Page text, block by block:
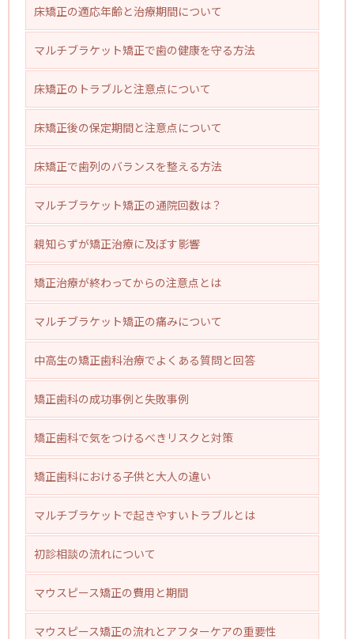
床矯正の適応年齢と治療期間について
マルチブラケット矯正で歯の健康を守る方法
床矯正のトラブルと注意点について
床矯正後の保定期間と注意点について
床矯正で歯列のバランスを整える方法
マルチブラケット矯正の通院回数は？
親知らずが矯正治療に及ぼす影響
矯正治療が終わってからの注意点とは
マルチブラケット矯正の痛みについて
中高生の矯正歯科治療でよくある質問と回答
矯正歯科の成功事例と失敗事例
矯正歯科で気をつけるべきリスクと対策
矯正歯科における子供と大人の違い
マルチブラケットで起きやすいトラブルとは
初診相談の流れについて
マウスピース矯正の費用と期間
マウスピース矯正の流れとアフターケアの重要性